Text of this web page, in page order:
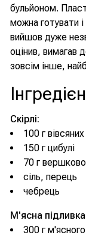
бульйоном.
можна готувати
вийшов дуже
оцінив, вимагав
зовсім інше,
Скірлі:
100 г
150 г цибулі
70 г
сіль, перець
чебрець
М'ясна
300 г